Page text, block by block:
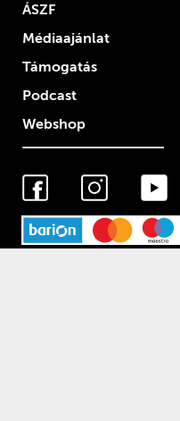
ÁSZF
Médiaajánlat
Támogatás
Podcast
Webshop